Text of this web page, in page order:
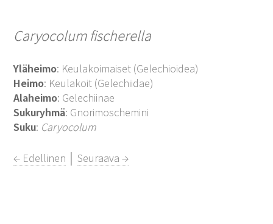
Caryocolum fischerella
Yläheimo: Keulakoimaiset (Gelechioidea)
Heimo: Keulakoit (Gelechiidae)
Alaheimo: Gelechiinae
Sukuryhmä: Gnorimoschemini
Suku: Caryocolum
← Edellinen │Seuraava →